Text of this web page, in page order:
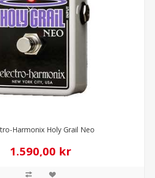
Harmonix Holy Grail Neo
1.590,00 kr